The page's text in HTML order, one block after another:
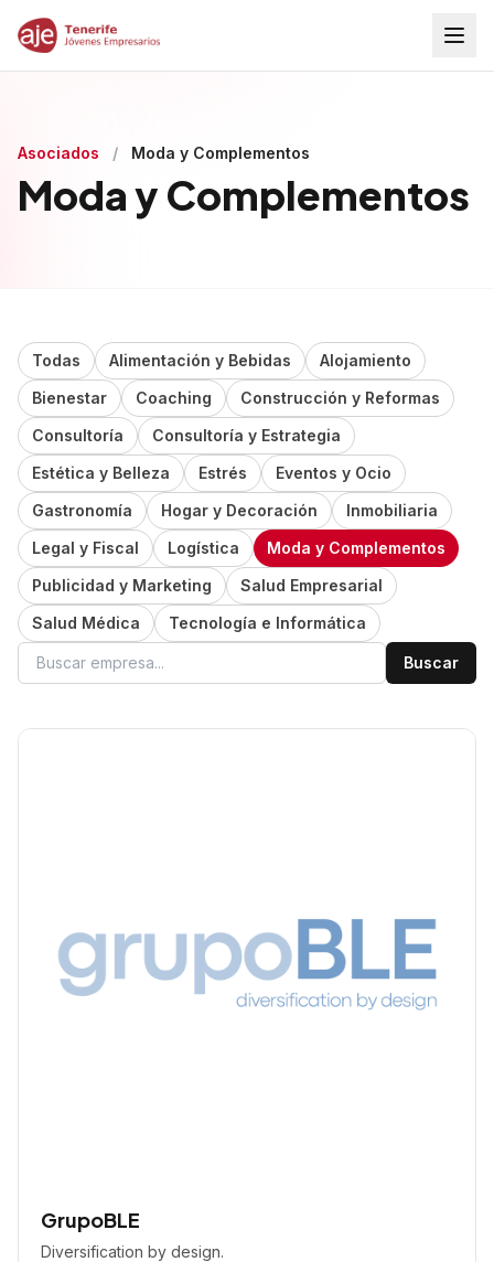
Asociados / Moda y Complementos
Moda y Complementos
Todas Alimentación y Bebidas
Alojamiento
Bienestar
Coaching
Construcción y Reformas
Consultoría
Consultoría y Estrategia
Estética y Belleza
Estrés
Eventos y Ocio
Gastronomía
Hogar y Decoración
Inmobiliaria
Legal y Fiscal
Logística
Moda y Complementos
Publicidad y Marketing
Salud Empresarial
Salud Médica
Tecnología e Informática
Buscar
GrupoBLE
Diversification by design.